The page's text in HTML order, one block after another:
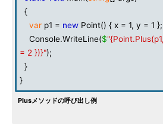
{
var p1 = new Point() { x = 1, y = 1 };
Console.WriteLine($
= 2 })}");
}
}
Plusメソッドの呼び出し例